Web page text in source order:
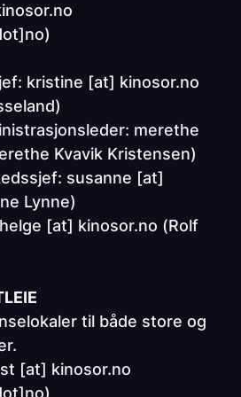
kristine [at] kinosor.no
merethe
Kvavik Kristensen)
susanne [at]
Lynne)
[at] kinosor.no (Rolf
til både store og
[at] kinosor.no